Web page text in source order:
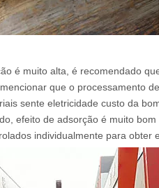
é muito alta, é recomendado
que o processamento
sente eletricidade custo da
efeito de adsorção é muito
individualmente para obter